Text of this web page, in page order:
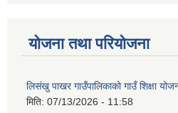
योजना तथा परियोजना
लिसंखु पाखर गाउँपालिकाको गाउँ शिक्षा
मिति: 07/13/2026 - 11:58